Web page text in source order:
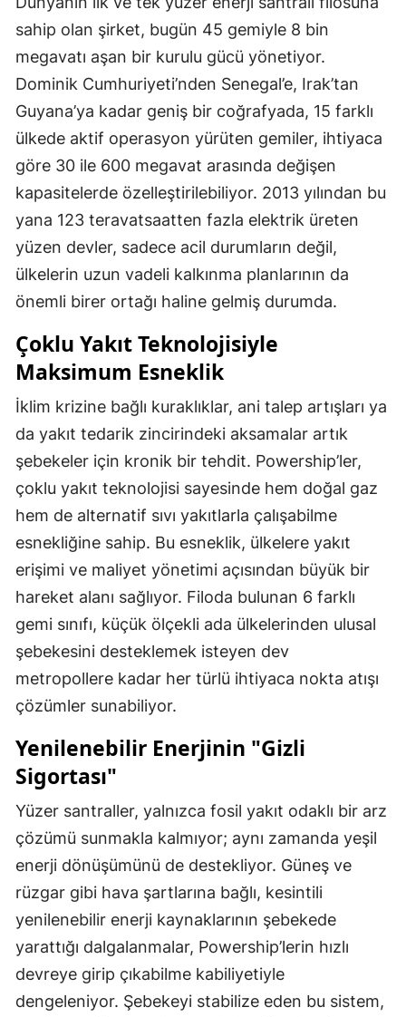
sahip olan şirket, bugün 45 gemiyle 8 bin
megavatı aşan bir kurulu gücü yönetiyor.
Dominik Cumhuriyeti’nden Senegal’e, Irak’tan
Guyana’ya kadar geniş bir coğrafyada, 15 farklı
ülkede aktif operasyon yürüten gemiler, ihtiyaca
göre 30 ile 600 megavat arasında değişen
kapasitelerde özelleştirilebiliyor. 2013 yılından bu
yana 123 teravatsaatten fazla elektrik üreten
yüzen devler, sadece acil durumların değil,
ülkelerin uzun vadeli kalkınma planlarının da
önemli birer ortağı haline gelmiş durumda.
Çoklu Yakıt Teknolojisiyle
Maksimum Esneklik
İklim krizine bağlı kuraklıklar, ani talep artışları ya
da yakıt tedarik zincirindeki aksamalar artık
şebekeler için kronik bir tehdit. Powership’ler,
çoklu yakıt teknolojisi sayesinde hem doğal gaz
hem de alternatif sıvı yakıtlarla çalışabilme
esnekliğine sahip. Bu esneklik, ülkelere yakıt
erişimi ve maliyet yönetimi açısından büyük bir
hareket alanı sağlıyor. Filoda bulunan 6 farklı
gemi sınıfı, küçük ölçekli ada ülkelerinden ulusal
şebekesini desteklemek isteyen dev
metropollere kadar her türlü ihtiyaca nokta atışı
çözümler sunabiliyor.
Yenilenebilir Enerjinin "Gizli
Sigortası"
Yüzer santraller, yalnızca fosil yakıt odaklı bir arz
çözümü sunmakla kalmıyor; aynı zamanda yeşil
enerji dönüşümünü de destekliyor. Güneş ve
rüzgar gibi hava şartlarına bağlı, kesintili
yenilenebilir enerji kaynaklarının şebekede
yarattığı dalgalanmalar, Powership’lerin hızlı
devreye girip çıkabilme kabiliyetiyle
dengeleniyor. Şebekeyi stabilize eden bu sistem,